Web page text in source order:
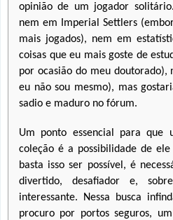
opinião de um jogador
nem em Imperial Settlers
mais jogados), nem em
coisas que eu mais goste de
por ocasião do meu doutorado),
eu não sou mesmo), mas
sadio e maduro no fórum.
Um ponto essencial para que
coleção é a possibilidade de
basta isso ser possível, é
divertido, desafiador e,
interessante. Nessa busca
procuro por portos seguros,